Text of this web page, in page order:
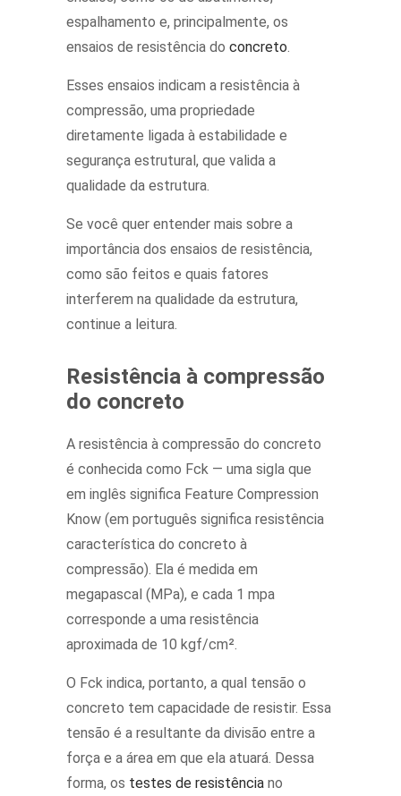
espalhamento e, principalmente, os
ensaios de resistência do concreto.
Esses ensaios indicam a resistência à
compressão, uma propriedade
diretamente ligada à estabilidade e
segurança estrutural, que valida a
qualidade da estrutura.
Se você quer entender mais sobre a
importância dos ensaios de resistência,
como são feitos e quais fatores
interferem na qualidade da estrutura,
continue a leitura.
Resistência à compressão
do concreto
A resistência à compressão do concreto
é conhecida como Fck — uma sigla que
em inglês significa Feature Compression
Know (em português significa resistência
característica do concreto à
compressão). Ela é medida em
megapascal (MPa), e cada 1 mpa
corresponde a uma resistência
aproximada de 10 kgf/cm².
O Fck indica, portanto, a qual tensão o
concreto tem capacidade de resistir. Essa
tensão é a resultante da divisão entre a
força e a área em que ela atuará. Dessa
forma, os testes de resistência no